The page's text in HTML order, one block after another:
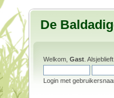
De
Welkom, Gast . Alsjeblieft
Login met